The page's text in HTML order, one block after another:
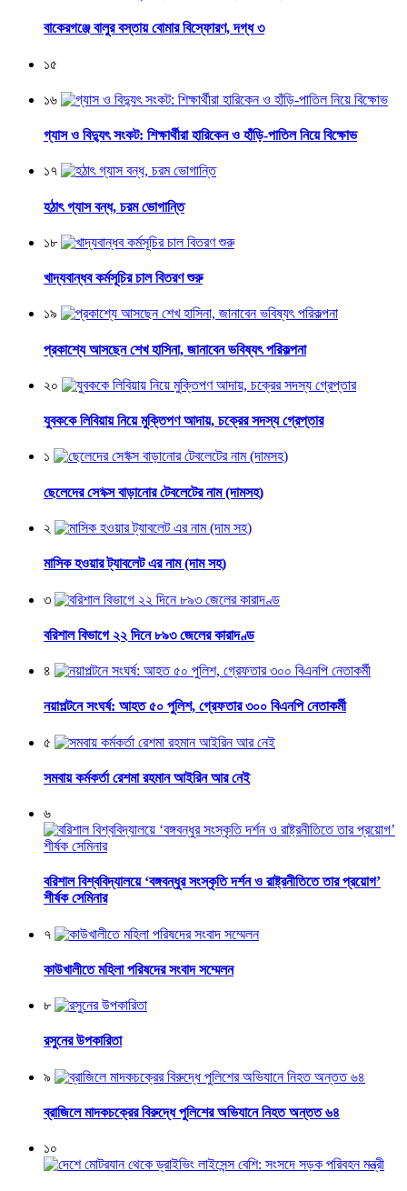
বাকেরগঞ্জে বালুর বস্তায় বোমার বিস্ফোরণ, দগ্ধ ৩
১৫
১৬
গ্যাস ও বিদ্যুৎ সংকট: শিক্ষার্থীরা হারিকেন ও হাঁড়ি-পাতিল নিয়ে বিক্ষোভ
১৭
হঠাৎ গ্যাস বন্ধ, চরম ভোগান্তি
১৮
খাদ্যবান্ধব কর্মসূচির চাল বিতরণ শুরু
১৯
প্রকাশ্যে আসছেন শেখ হাসিনা, জানাবেন ভবিষ্যৎ পরিকল্পনা
২০
যুবককে লিবিয়ায় নিয়ে মুক্তিপণ আদায়, চক্রের সদস্য গ্রেপ্তার
১
ছেলেদের সে*ক্স বাড়ানোর টেবলেটের নাম (দামসহ)
২
মাসিক হওয়ার ট্যাবলেট এর নাম (দাম সহ)
৩
বরিশাল বিভাগে ২২ দিনে ৮৯৩ জেলের কারাদণ্ড
৪
নয়াপল্টনে সংঘর্ষ: আহত ৫০ পুলিশ, গ্রেফতার ৩০০ বিএনপি নেতাকর্মী
৫
সমবায় কর্মকর্তা রেশমা রহমান আইরিন আর নেই
৬
বরিশাল বিশ্ববিদ্যালয়ে ‘বঙ্গবন্ধুর সংস্কৃতি দর্শন ও রাষ্ট্রনীতিতে তার প্রয়োগ’
শীর্ষক সেমিনার
৭
কাউখালীতে মহিলা পরিষদের সংবাদ সম্মেলন
৮
রসুনের উপকারিতা
৯
ব্রাজিলে মাদকচক্রের বিরুদ্ধে পুলিশের অভিযানে নিহত অন্তত ৬৪
১০